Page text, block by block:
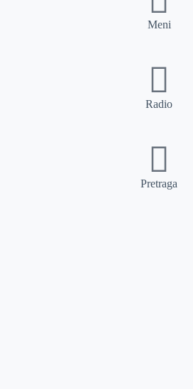
Meni
Radio
Pretraga